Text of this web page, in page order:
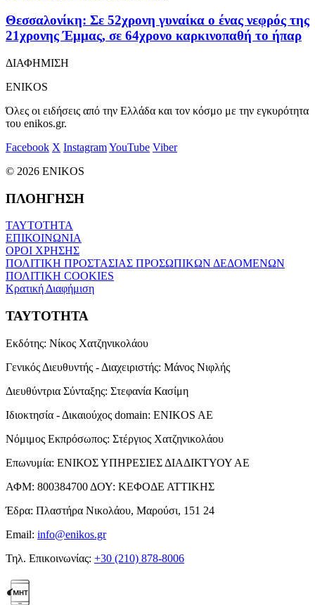
Θεσσαλονίκη: Σε 52χρονη γυναίκα ο ένας νεφρός της
21χρονης Έμμας, σε 64χρονο καρκινοπαθή το ήπαρ
ΔΙΑΦΗΜΙΣΗ
ENIKOS
Όλες οι ειδήσεις από την Ελλάδα και τον κόσμο με την εγκυρότητα
του enikos.gr.
Facebook X InstagramYouTube Viber
© 2026 ENIKOS
ΠΛΟΗΓΗΣΗ
ΤΑΥΤΟΤΗΤΑ
ΕΠΙΚΟΙΝΩΝΙΑ
ΟΡΟΙ ΧΡΗΣΗΣ
ΠΟΛΙΤΙΚΗ ΠΡΟΣΤΑΣΙΑΣ ΠΡΟΣΩΠΙΚΩΝ ΔΕΔΟΜΕΝΩΝ
ΠΟΛΙΤΙΚΗ COOKIES
Κρατική Διαφήμιση
ΤΑΥΤΟΤΗΤΑ
Εκδότης: Νίκος Χατζηνικολάου
Γενικός Διευθυντής - Διαχειριστής: Μάνος Νιφλής
Διευθύντρια Σύνταξης: Στεφανία Κασίμη
Ιδιοκτησία - Δικαιούχος domain: ENIKOS AE
Νόμιμος Εκπρόσωπος: Στέργιος Χατζηνικολάου
Επωνυμία: ΕΝΙΚΟΣ ΥΠΗΡΕΣΙΕΣ ΔΙΑΔΙΚΤΥΟΥ ΑΕ
ΑΦΜ: 800384700 ΔΟΥ: ΚΕΦΟΔΕ ΑΤΤΙΚΗΣ
Έδρα: Πλαστήρα Νικολάου, Μαρούσι, 151 24
Email: info@enikos.gr
Τηλ. Επικοινωνίας: +30 (210) 878-8006